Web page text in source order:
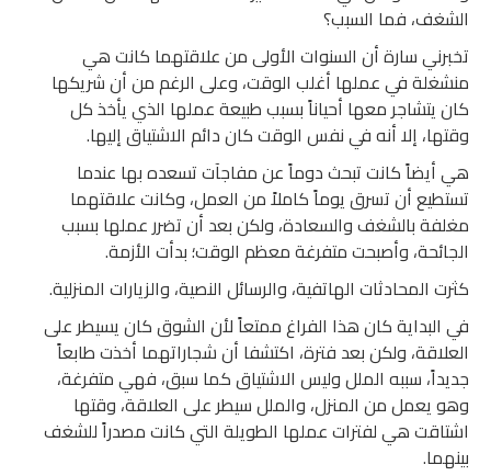
الشغف، فما السبب؟
تخبرني سارة أن السنوات الأولى من علاقتهما كانت هي
منشغلة في عملها أغلب الوقت، وعلى الرغم من أن شريكها
كان يتشاجر معها أحياناً بسبب طبيعة عملها الذي يأخذ كل
وقتها، إلا أنه في نفس الوقت كان دائم الاشتياق إليها.
هي أيضاً كانت تبحث دوماً عن مفاجآت تسعده بها عندما
تستطيع أن تسرق يوماً كاملاً من العمل، وكانت علاقتهما
مغلفة بالشغف والسعادة، ولكن بعد أن تضرر عملها بسبب
الجائحة، وأصبحت متفرغة معظم الوقت؛ بدأت الأزمة.
كثرت المحادثات الهاتفية، والرسائل النصية، والزيارات المنزلية.
في البداية كان هذا الفراغ ممتعاً لأن الشوق كان يسيطر على
العلاقة، ولكن بعد فترة، اكتشفا أن شجاراتهما أخذت طابعاً
جديداً، سببه الملل وليس الاشتياق كما سبق، فهي متفرغة،
وهو يعمل من المنزل، والملل سيطر على العلاقة، وقتها
اشتاقت هي لفترات عملها الطويلة التي كانت مصدراً للشغف
بينهما.